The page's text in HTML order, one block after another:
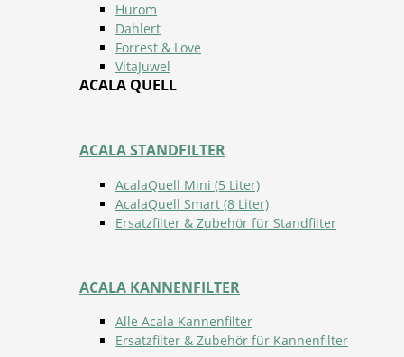
Hurom
Dahlert
Forrest & Love
VitaJuwel
ACALA QUELL
ACALA STANDFILTER
AcalaQuell Mini (5 Liter)
AcalaQuell Smart (8 Liter)
Ersatzfilter & Zubehör für Standfilter
ACALA KANNENFILTER
Alle Acala Kannenfilter
Ersatzfilter & Zubehör für Kannenfilter